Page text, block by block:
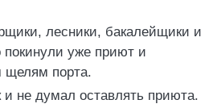
лесники, бакалейщики и
уже приют и
щелям порта.
не думал оставлять приюта.